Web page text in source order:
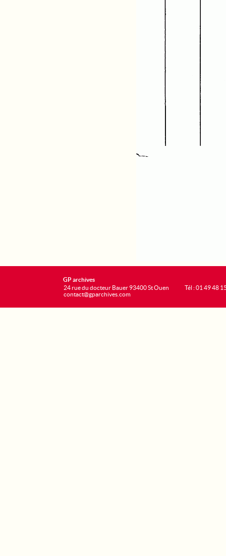
GP archives
24 rue du docteur Bauer 93400 St Ouen
contact@gparchives.com
Tél : 01 49 48